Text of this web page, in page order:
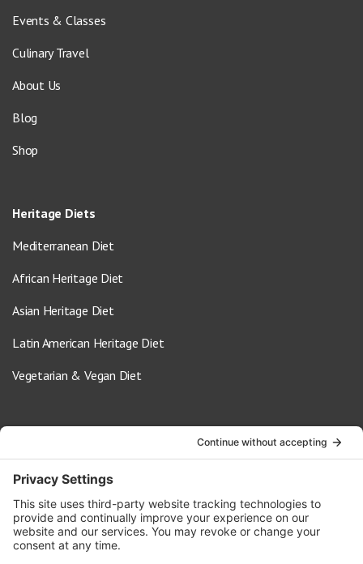
Events & Classes
Culinary Travel
About Us
Blog
Shop
Heritage Diets
Mediterranean Diet
African Heritage Diet
Asian Heritage Diet
Latin American Heritage Diet
Vegetarian & Vegan Diet
info@oldwayspt.org
617-421-5500
266 Beacon Street, Ste 1
Boston, MA 02116